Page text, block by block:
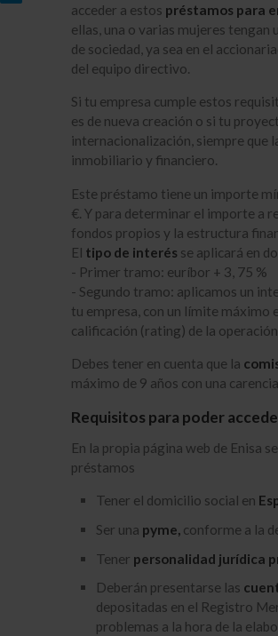
acceder a estos préstamos para
ellas, una o varias mujeres
de sociedad, ya sea en el
del equipo directivo.
Si tu empresa cumple estos
es de nueva creación o si tu
internacionalización, siempre que
inmobiliario y financiero.
Este préstamo tiene un importe
€. Y para determinar el importe a
fondos propios y la estructura
El tipo de interés se aplicará en
- Primer tramo: euríbor + 3, 75 %
- Segundo tramo: aplicamos un
tu empresa, con un límite máximo
calificación (rating) de la
Debes tener en cuenta que la
máximo de 9 años con una
Requisitos para poder
En la propia página web de Enisa
préstamos
Tener el domicilio social en
Ser una pyme, conforme a la
Tener personalidad jurídica
Deberán presentarse las
depositadas en el Registro
problemas a la hora de la